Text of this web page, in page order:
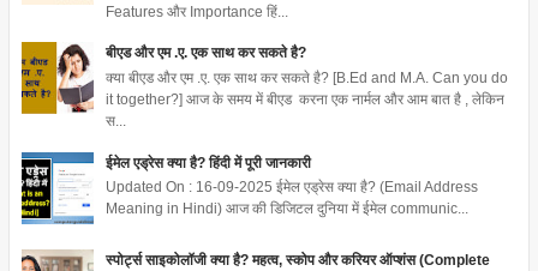
Features और Importance हिं...
बीएड और एम .ए. एक साथ कर सकते है?
क्या बीएड और एम .ए. एक साथ कर सकते है? [B.Ed and M.A. Can you do
it together?] आज के समय में बीएड करना एक नार्मल और आम बात है , लेकिन
स...
ईमेल एड्रेस क्या है? हिंदी में पूरी जानकारी
Updated On : 16-09-2025 ईमेल एड्रेस क्या है? (Email Address
Meaning in Hindi) आज की डिजिटल दुनिया में ईमेल communic...
स्पोर्ट्स साइकोलॉजी क्या है? महत्व, स्कोप और करियर ऑप्शंस (Complete